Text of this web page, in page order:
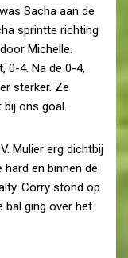
Sacha aan de
sprintte richting
Michelle.
0-4. Na de 0-4,
sterker. Ze
bij ons goal.
Mulier erg dichtbij
en binnen de
Corry stond op
bal ging over het